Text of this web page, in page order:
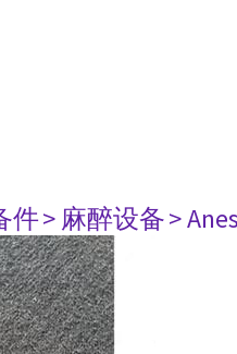
件> 麻醉设备>